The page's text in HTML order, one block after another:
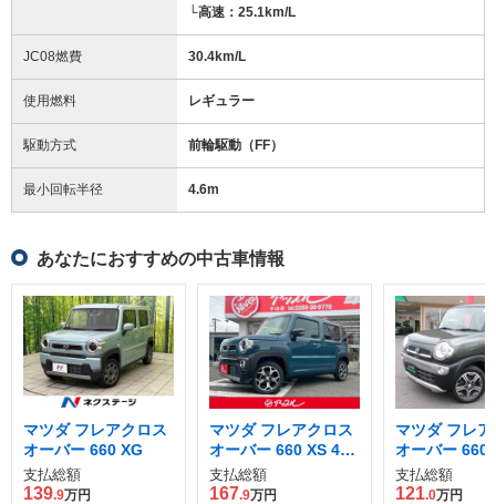
└高速：25.1km/L
JC08燃費 30.4km/L
使用燃料 レギュラー
駆動方式 前輪駆動（FF）
最小回転半径 4.6m
あなたにおすすめの中古車情報
マツダ フレアクロス
オーバー 660 XG
支払総額
139.9万円
マツダ フレアクロス
オーバー 660 XS 4W
D
支払総額
167.9万円
マツダ フレ
オーバー 660
D
支払総額
121.0万円